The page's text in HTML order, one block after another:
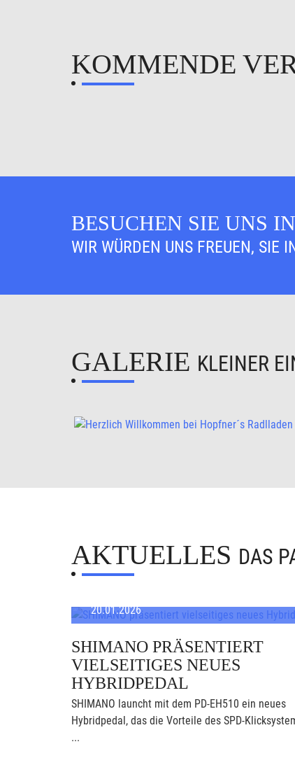
KOMMENDE
BESUCHEN SIE UNS
WIR WÜRDEN UNS FREUEN, SIE
GALERIE KLEINER
AKTUELLES DAS
20.01.2026
SHIMANO PRÄSENTIERT
VIELSEITIGES NEUES
HYBRIDPEDAL
SHIMANO launcht mit dem PD-EH510 ein neues
Hybridpedal, das die Vorteile des SPD-
...